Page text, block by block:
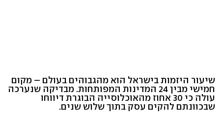
שיעור היזמות בישראל הוא מהגבוהים בעולם – מקום
חמישי מבין 24 המדינות המפותחות. מבדיקה שנערכה
עולה כי 30 אחוז מהאוכלוסייה הבוגרת דיווחו
שבכוונתם להקים עסק בתוך שלוש שנים.